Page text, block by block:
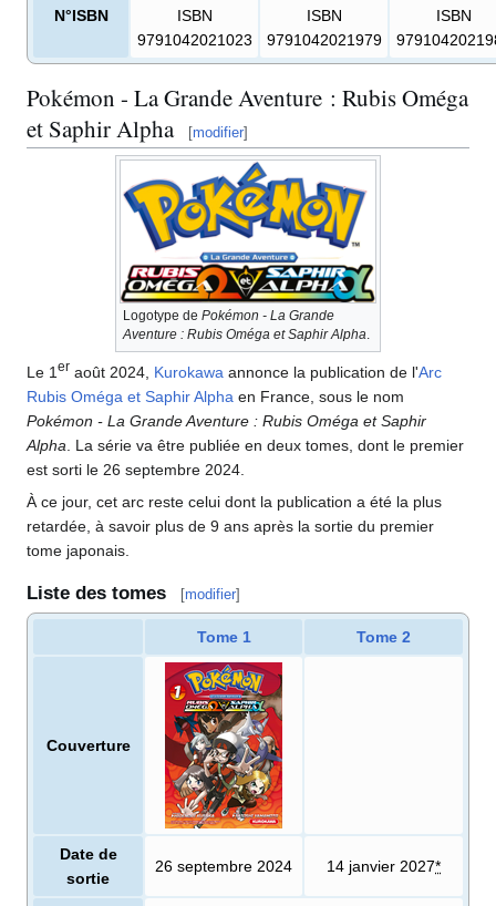
N°ISBN
ISBN
9791042021023
ISBN
9791042021979
ISBN
Pokémon - La Grande Aventure : Rubis Oméga
et Saphir Alpha
[modifier]
Logotype de Pokémon - La Grande
Aventure : Rubis Oméga et Saphir Alpha
Le 1 er août 2024, Kurokawa annonce la publication de l'Arc
Rubis Oméga et Saphir Alpha en France, sous le nom
Pokémon - La Grande Aventure : Rubis Oméga et Saphir
Alpha . La série va être publiée en deux tomes, dont le premier
est sorti le 26 septembre 2024.
À ce jour, cet arc reste celui dont la publication a été la plus
retardée, à savoir plus de 9 ans après la sortie du premier
tome japonais.
Liste des tomes [modifier]
Tome 1 Tome 2
Couverture
Date de
sortie
26 septembre 2024 14 janvier 2027*